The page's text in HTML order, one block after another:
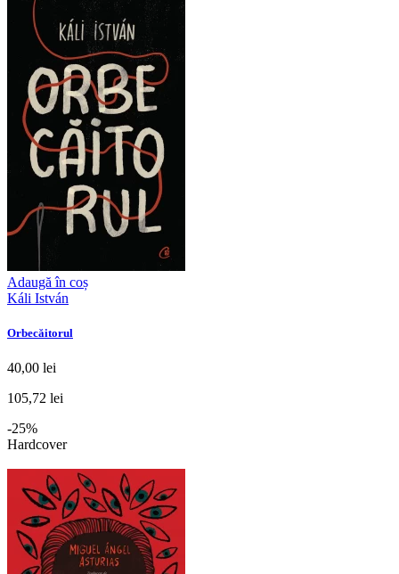
Adaugă în coș
Káli István
Orbecăitorul
40,00 lei
105,72 lei
-25%
Hardcover